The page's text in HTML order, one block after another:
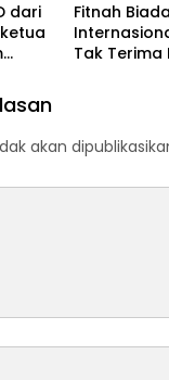
dari
Fitnah
Tak Terima
akan